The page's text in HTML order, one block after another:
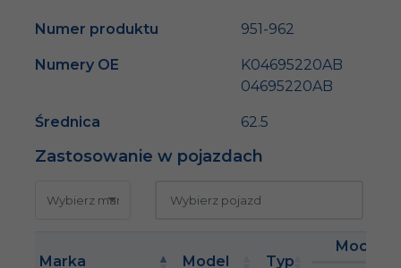
Numer produktu 951-962
Numery OE
K04695220AB
04695220AB
Średnica 62.5
Zastosowanie w pojazdach
Marka Model Typ
Moc